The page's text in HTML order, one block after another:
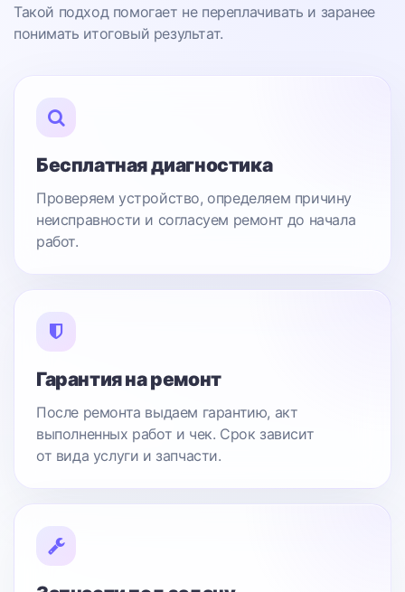
Такой подход помогает не переплачивать и заранее
понимать итоговый результат.
Бесплатная диагностика
Проверяем устройство, определяем причину
неисправности и согласуем ремонт до начала
работ.
Гарантия на ремонт
После ремонта выдаем гарантию, акт
выполненных работ и чек. Срок зависит
от вида услуги и запчасти.